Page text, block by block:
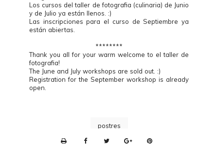
Los cursos del taller de fotografia (culinaria) de Junio
y de Julio ya están llenos. :)
Las inscripciones para el curso de Septiembre ya
están abiertas.
********
Thank you all for your warm welcome to el taller de
fotografia!
The June and July workshops are sold out. :)
Registration for the September workshop is already
open.
postres